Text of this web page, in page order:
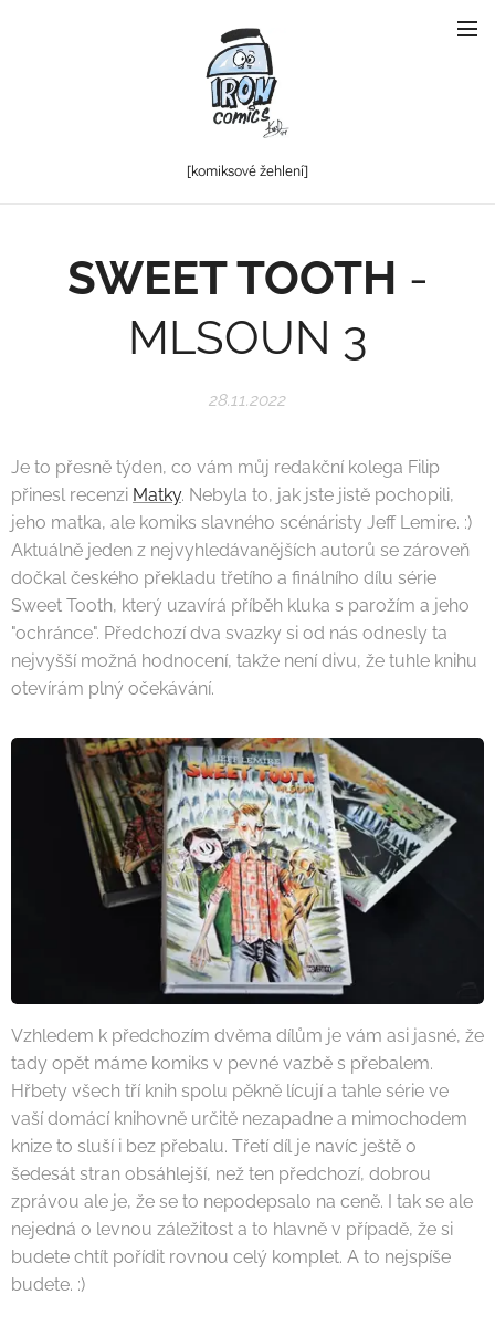
[komiksové žehlení]
SWEET TOOTH -
MLSOUN 3
28.11.2022
Je to přesně týden, co vám můj redakční kolega Filip
přinesl recenzi Matky. Nebyla to, jak jste jistě pochopili,
jeho matka, ale komiks slavného scénáristy Jeff Lemire. :)
Aktuálně jeden z nejvyhledávanějších autorů se zároveň
dočkal českého překladu třetího a finálního dílu série
Sweet Tooth, který uzavírá příběh kluka s parožím a jeho
"ochránce". Předchozí dva svazky si od nás odnesly ta
nejvyšší možná hodnocení, takže není divu, že tuhle knihu
otevírám plný očekávání.
Vzhledem k předchozím dvěma dílům je vám asi jasné, že
tady opět máme komiks v pevné vazbě s přebalem.
Hřbety všech tří knih spolu pěkně lícují a tahle série ve
vaší domácí knihovně určitě nezapadne a mimochodem
knize to sluší i bez přebalu. Třetí díl je navíc ještě o
šedesát stran obsáhlejší, než ten předchozí, dobrou
zprávou ale je, že se to nepodepsalo na ceně. I tak se ale
nejedná o levnou záležitost a to hlavně v případě, že si
budete chtít pořídit rovnou celý komplet. A to nejspíše
budete. :)